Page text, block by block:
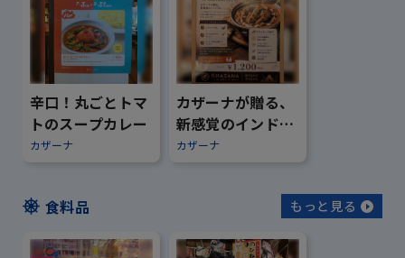
辛口！丸ごとトマ
トのスープカレー
カザーナ
カザーナが贈る、
新感覚のインドカ
レー
カザーナ
食料品 もっと見る